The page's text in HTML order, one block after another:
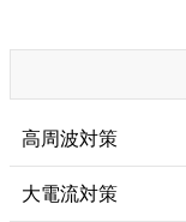
高周波対策
大電流対策